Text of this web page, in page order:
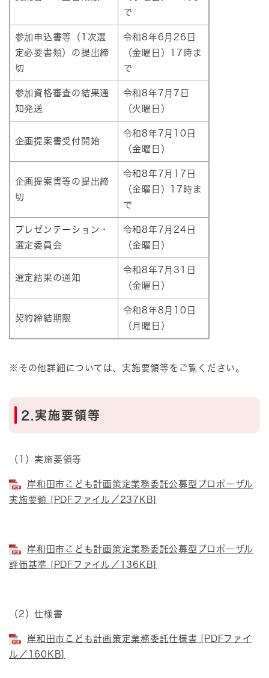
で
参加申込書等（1次選
定必要書類）の提出締
切
令和8年6月26日
（金曜日）17時ま
で
参加資格審査の結果通
知発送
令和8年7月7日
（火曜日）
企画提案書受付開始
令和8年7月10日
（金曜日）
企画提案書等の提出締
切
令和8年7月17日
（金曜日）17時ま
で
プレゼンテーション・
選定委員会
令和8年7月24日
（金曜日）
選定結果の通知
令和8年7月31日
（金曜日）
契約締結期限
令和8年8月10日
（月曜日）
※その他詳細については、実施要領等をご覧ください。
2.実施要領等
（1）実施要領等
岸和田市こども計画策定業務委託公募型プロポーザル
実施要領 [PDFファイル／237KB]
岸和田市こども計画策定業務委託公募型プロポーザル
評価基準 [PDFファイル／136KB]
（2）仕様書
岸和田市こども計画策定業務委託仕様書 [PDFファイ
ル／160KB]